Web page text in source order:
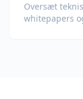
Oversæt
whitepapers